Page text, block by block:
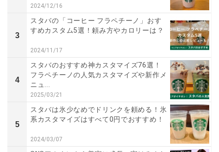
2024/12/16
3
スタバの「コーヒー フラペチーノ」おす
すめカスタム5選！頼み方やカロリーは？
2024/11/17
4
スタバのおすすめ神カスタマイズ76選！
フラペチーノの人気カスタマイズや新作メ
ニュ...
2025/03/21
5
スタバは氷少なめでドリンクを頼める！氷
系カスタマイズはすべて0円でおすすめ！
2024/03/07